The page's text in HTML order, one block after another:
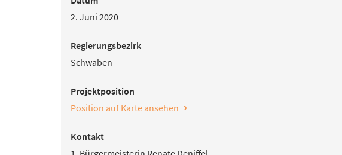
2. Juni 2020
Regierungsbezirk
Schwaben
Projektposition
Position auf Karte ansehen ›
Kontakt